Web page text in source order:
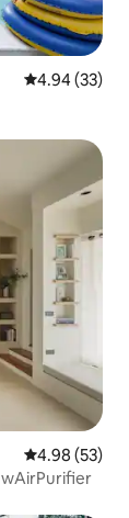
औसत रेटिंग 5 में
4.94 (33)
औसत रेटिंग 5 में
4.98 (53)
wAirPurifier